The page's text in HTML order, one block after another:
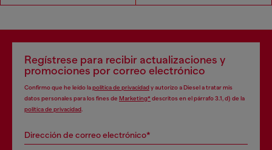
Regístrese para recibir actualizaciones y
promociones por correo electrónico
Confirmo que he leído lapolítica de privacidady autorizo a Diesel a tratar mis
datos personales para los fines de Marketing*descritos en el párrafo 3.1, d) de la
política de privacidad
Dirección de correo electrónico*